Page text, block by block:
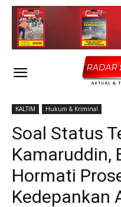
KALTIM Hukum & Kriminal
Soal Status
Kamaruddin,
Hormati
Kedepankan